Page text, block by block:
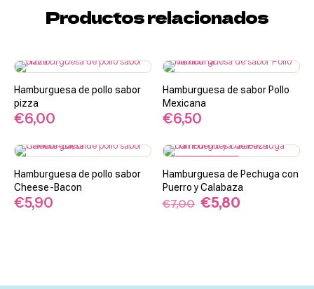
Productos relacionados
Hamburguesa de pollo sabor
pizza
€6,00
Hamburguesa de sabor Pollo
Mexicana
€6,50
Hamburguesa de pollo sabor
Cheese-Bacon
€5,90
Hamburguesa de Pechuga con
Puerro y Calabaza
€7,00 El
precio
€5,80
Salsas y
Snacks